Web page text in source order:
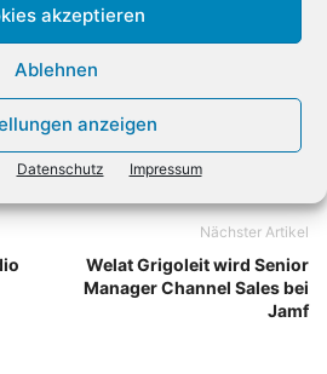
akzeptieren
Ablehnen
anzeigen
Datenschutz Impressum
gewaltige Datenmengen.
Nächster Artikel
Welat Grigoleit wird Senior
Manager Channel Sales bei
Jamf